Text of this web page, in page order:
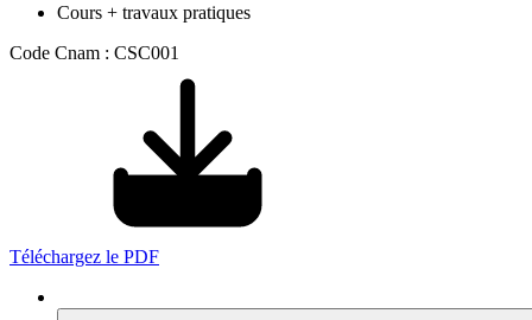
Cours + travaux pratiques
Code Cnam : CSC001
Téléchargez le PDF